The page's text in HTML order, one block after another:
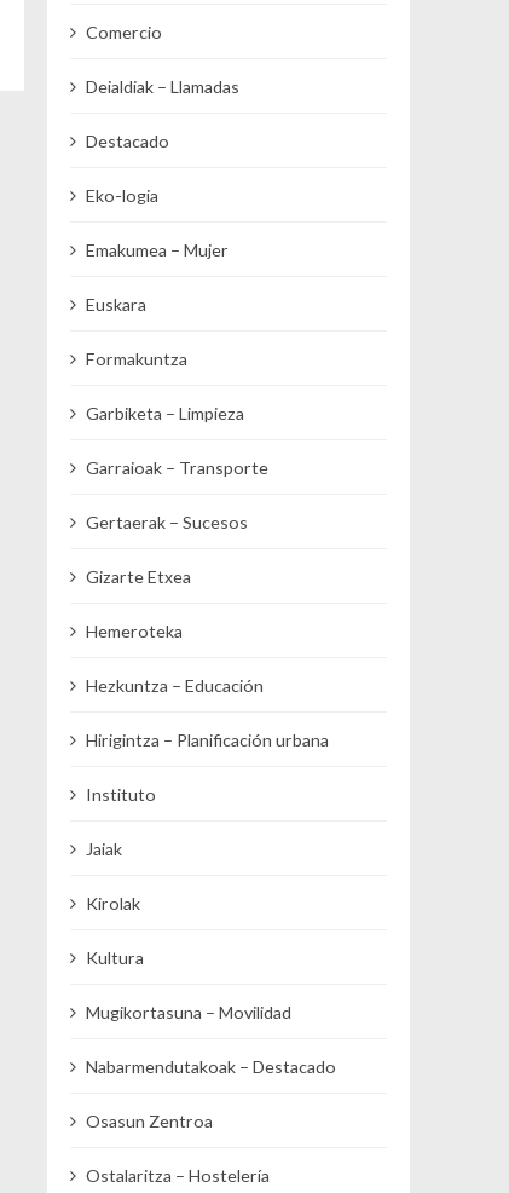
Comercio
Deialdiak – Llamadas
Destacado
Eko-logia
Emakumea – Mujer
Euskara
Formakuntza
Garbiketa – Limpieza
Garraioak – Transporte
Gertaerak – Sucesos
Gizarte Etxea
Hemeroteka
Hezkuntza – Educación
Hirigintza – Planificación urbana
Instituto
Jaiak
Kirolak
Kultura
Mugikortasuna – Movilidad
Nabarmendutakoak – Destacado
Osasun Zentroa
Ostalaritza – Hostelería